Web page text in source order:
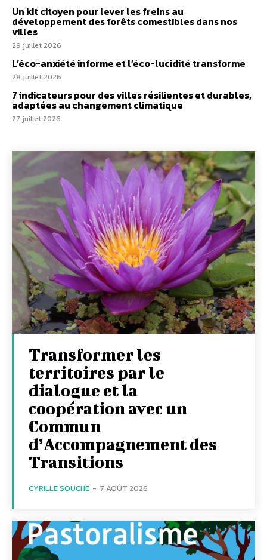
Un kit citoyen pour lever les freins au
développement des forêts comestibles dans nos
villes
29 juillet 2026
L’éco-anxiété informe et l’éco-lucidité transforme
28 juillet 2026
7 indicateurs pour des villes résilientes et durables,
adaptées au changement climatique
27 juillet 2026
Transformer les
territoires par le
dialogue et la
coopération avec un
Commun
d’Accompagnement des
Transitions
CYRILLE SOUCHE - 7 AOÛT 2026